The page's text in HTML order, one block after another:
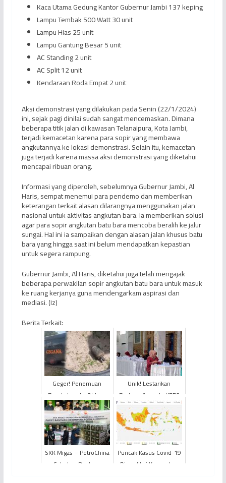
Kaca Utama Gedung Kantor Gubernur Jambi 137 keping
Lampu Tembak 500 Watt 30 unit
Lampu Hias 25 unit
Lampu Gantung Besar 5 unit
AC Standing 2 unit
AC Split 12 unit
Kendaraan Roda Empat 2 unit
Aksi demonstrasi yang dilakukan pada Senin (22/1/2024)
ini, sejak pagi dinilai sudah sangat mencemaskan. Dimana
beberapa titik jalan di kawasan Telanaipura, Kota Jambi,
terjadi kemacetan karena para sopir yang membawa
angkutannya ke lokasi demonstrasi. Selain itu, kemacetan
juga terjadi karena massa aksi demonstrasi yang diketahui
mencapai ribuan orang.
Informasi yang diperoleh, sebelumnya Gubernur Jambi, Al
Haris, sempat menemui para pendemo dan memberikan
keterangan terkait alasan dilarangnya menggunakan jalan
nasional untuk aktivitas angkutan bara. Ia memberikan solusi
agar para sopir angkutan batu bara mencoba beralih ke jalur
sungai. Hal ini ia sampaikan dengan alasan jalan khusus batu
bara yang hingga saat ini belum mendapatkan kepastian
untuk segera rampung.
Gubernur Jambi, Al Haris, diketahui juga telah mengajak
beberapa perwakilan sopir angkutan batu bara untuk masuk
ke ruang kerjanya guna mendengarkam aspirasi dan
mediasi. (Iz)
Berita Terkait:
Geger! Penemuan
Benda Langka Diduga
Granat di Kelurahan
Legok Jambi
Unik! Lestarikan
Budaya, Anggota KPPS
di Jambi Kenakan
Pakaian Adat Jawa
SKK Migas – PetroChina
Salurkan Bantuan
Puncak Kasus Covid-19
Diprediksi Kemenkes